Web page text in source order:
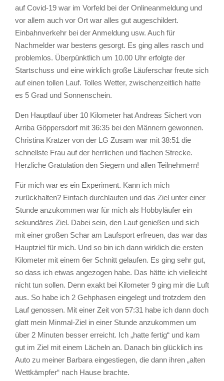
auf Covid-19 war im Vorfeld bei der Onlineanmeldung und
vor allem auch vor Ort war alles gut augeschildert.
Einbahnverkehr bei der Anmeldung usw. Auch für
Nachmelder war bestens gesorgt. Es ging alles rasch und
problemlos. Überpünktlich um 10.00 Uhr erfolgte der
Startschuss und eine wirklich große Läuferschar freute sich
auf einen tollen Lauf. Tolles Wetter, zwischenzeitlich hatte
es 5 Grad und Sonnenschein.
Den Hauptlauf über 10 Kilometer hat Andreas Sichert von
Arriba Göppersdorf mit 36:35 bei den Männern gewonnen.
Christina Kratzer von der LG Zusam war mit 38:51 die
schnellste Frau auf der herrlichen und flachen Strecke.
Herzliche Gratulation den Siegern und allen Teilnehmern!
Für mich war es ein Experiment. Kann ich mich
zurückhalten? Einfach durchlaufen und das Ziel unter einer
Stunde anzukommen war für mich als Hobbyläufer ein
sekundäres Ziel. Dabei sein, den Lauf genießen und sich
mit einer großen Schar am Laufsport erfreuen, das war das
Hauptziel für mich. Und so bin ich dann wirklich die ersten
Kilometer mit einem 6er Schnitt gelaufen. Es ging sehr gut,
so dass ich etwas angezogen habe. Das hätte ich vielleicht
nicht tun sollen. Denn exakt bei Kilometer 9 ging mir die Luft
aus. So habe ich 2 Gehphasen eingelegt und trotzdem den
Lauf genossen. Mit einer Zeit von 57:31 habe ich dann doch
glatt mein Minmal-Ziel in einer Stunde anzukommen um
über 2 Minuten besser erreicht. Ich „hatte fertig“ und kam
gut im Ziel mit einem Lächeln an. Danach bin glücklich ins
Auto zu meiner Barbara eingestiegen, die dann ihren „alten
Wettkämpfer“ nach Hause brachte.